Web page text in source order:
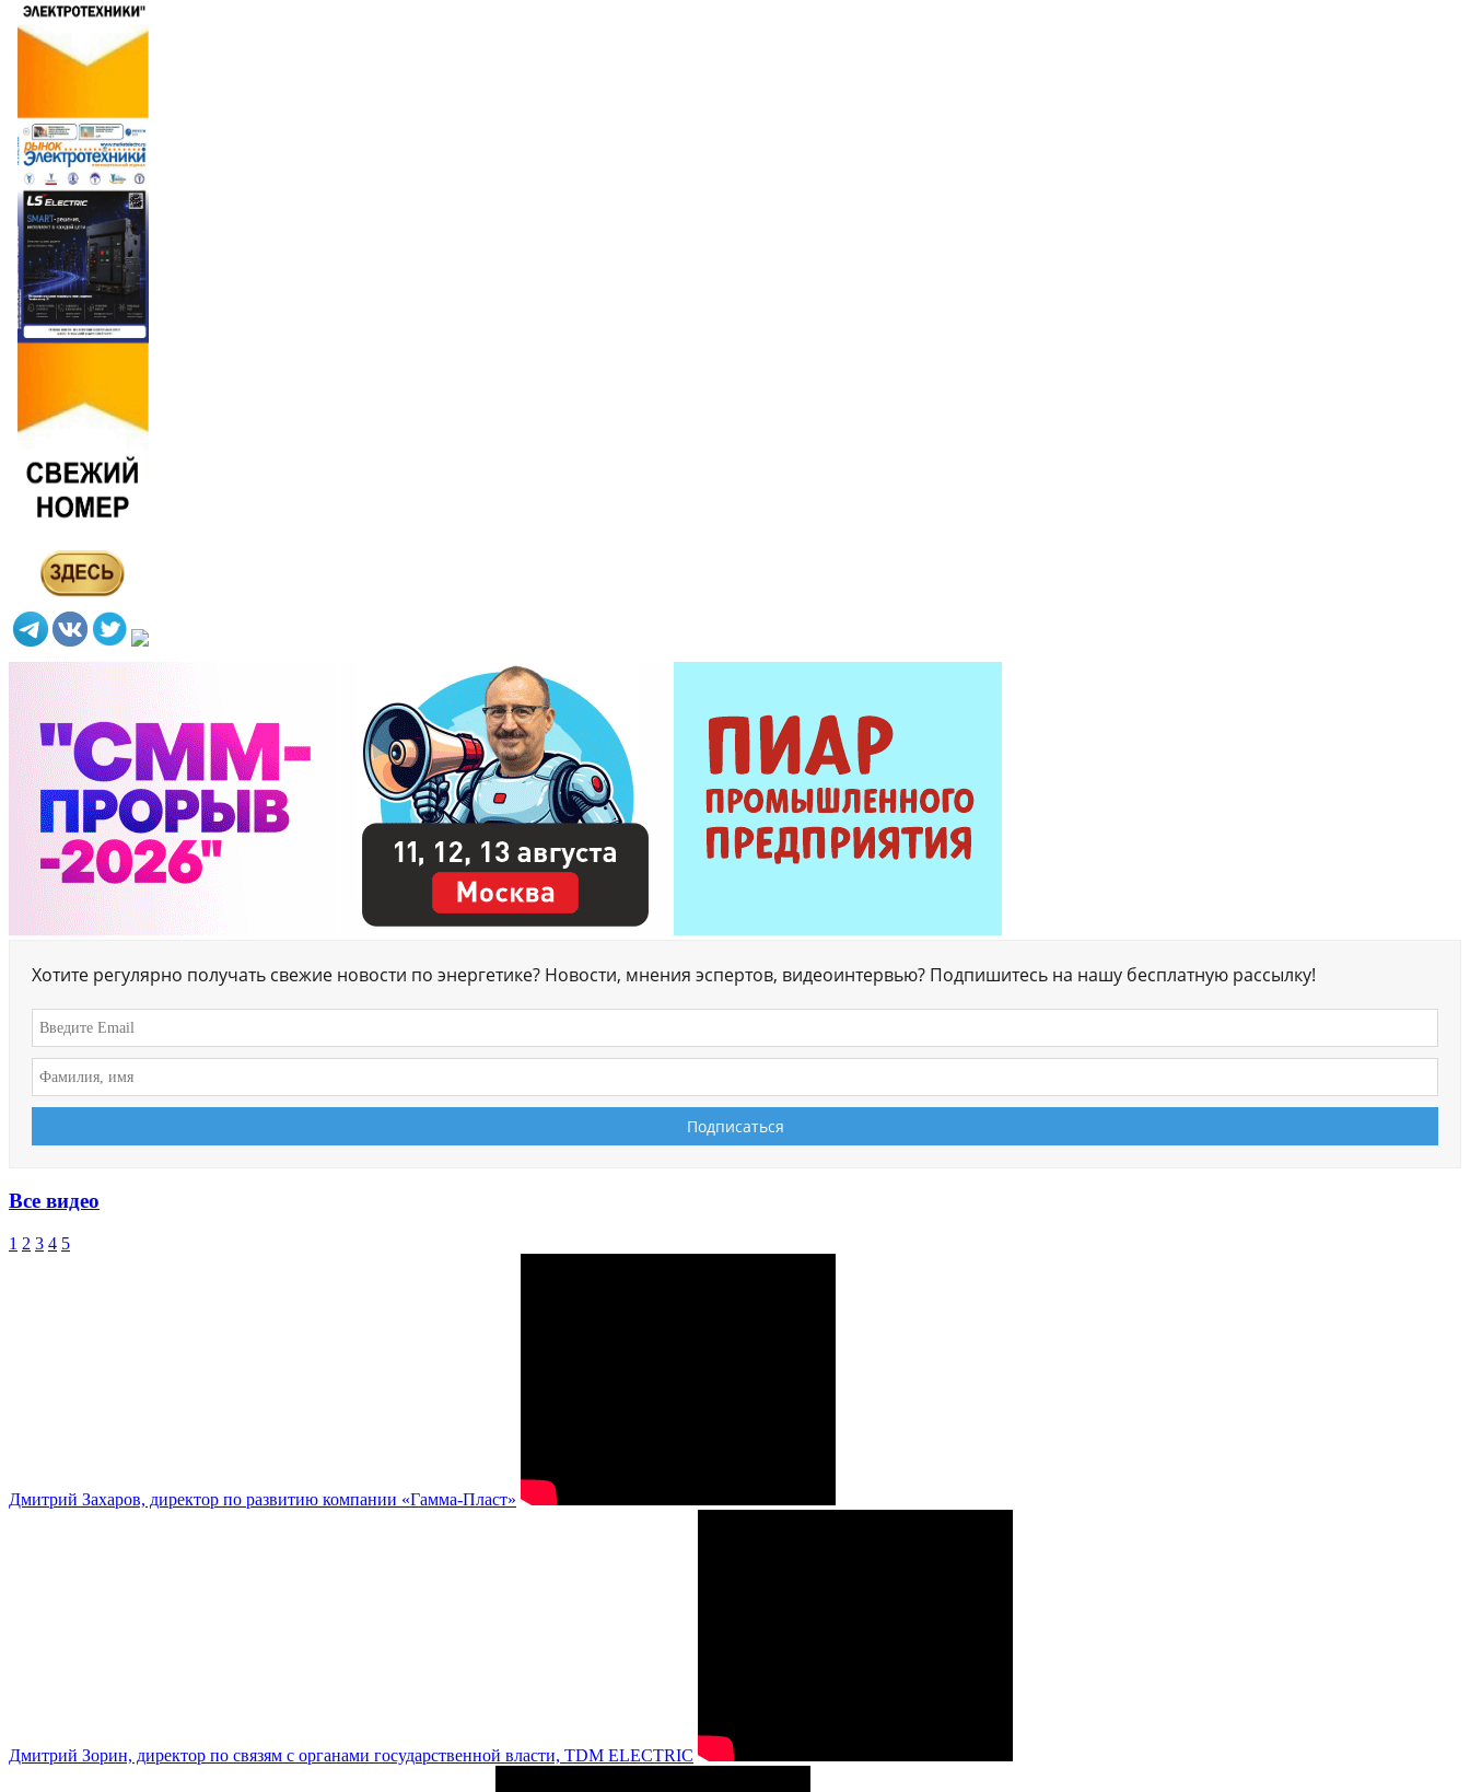
Хотите регулярно получать свежие новости по энергетике? Новости, мнения эспертов, видеоинтервью? Подпишитесь на нашу бесплатную рассылку!
Все видео
1 2 3 4 5
Дмитрий Захаров, директор по развитию компании «Гамма-Пласт»
Дмитрий Зорин, директор по связям с органами государственной власти, TDM ELECTRIC